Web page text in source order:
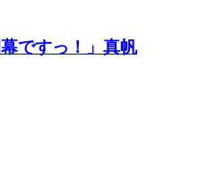
ですっ！」真帆